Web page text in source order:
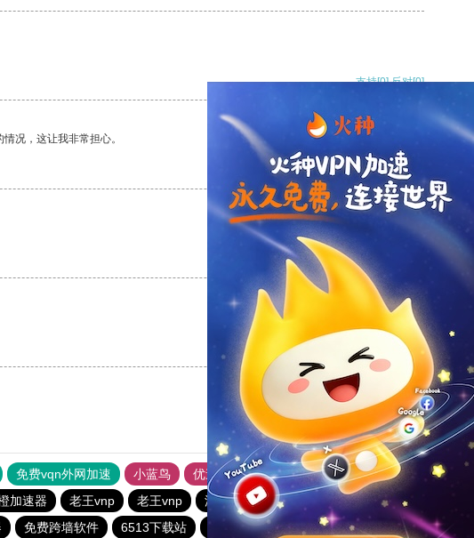
支持[0] 反对[0]
况，这让我非常担心。
支持[0] 反对
支持
支持 反对 [0]
免费vqn外网加速 小蓝鸟 优途加速器官网 风驰加速器
旋风加速器
加速器 老王vnp 老王vnp 油管加速器
西柚加速器
免费跨墙软件 6513下载站 一起扶墙下载站 CHK下载站 quickq